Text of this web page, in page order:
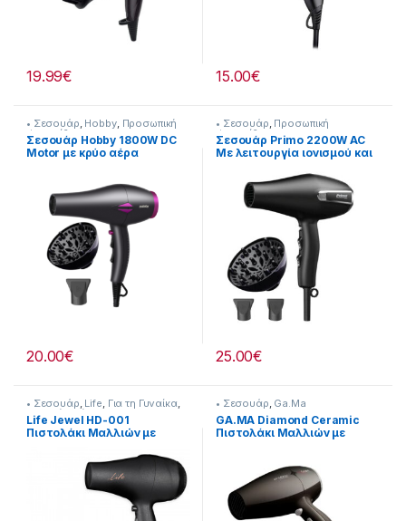
19.99€ 15.00€
• Σεσουάρ, Hobby, Προσωπική
Φροντίδα
Σεσουάρ Ηobby 1800W DC
Motor με κρύο αέρα
20.00€
• Σεσουάρ, Προσωπική
Φροντίδα
Σεσουάρ Primo 2200W AC
Με λειτουργία ιονισμού και
[218299009]
25.00€
• Σεσουάρ, Life, Για τη Γυναίκα,
Οικιακή Χρήση
Life Jewel HD-001
Πιστολάκι Μαλλιών με
• Σεσουάρ, Ga.Ma
GA.MA Diamond Ceramic
Πιστολάκι Μαλλιών με